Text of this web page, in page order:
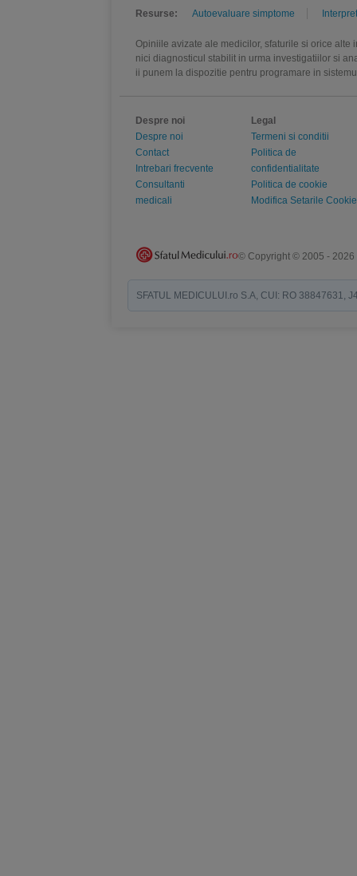
Resurse: Autoevaluare simptome
Opiniile avizate ale medicilor, sfaturile si orice
nici diagnosticul stabilit in urma investigatiilor si
ii punem la dispozitie pentru programare in
Despre noi
Despre noi
Contact
Intrebari frecvente
Consultanti
medicali
Legal
Termeni si conditii
Politica de
confidentialitate
Politica de cookie
Modifica Setarile Cookie
© Copyright © 2005 - 2026
SFATUL MEDICULUI.ro S.A, CUI: RO 38847631,